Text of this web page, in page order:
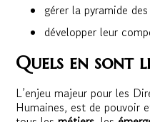
gérer la pyramide
développer leur
Quels en sont
L’enjeu majeur pour les
Humaines, est de pouvoir